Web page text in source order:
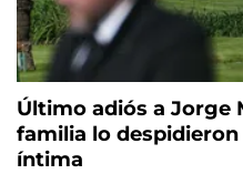
Último adiós a Jorge
familia lo
íntima